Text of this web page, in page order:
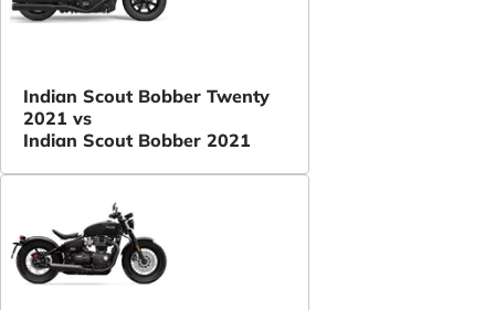
Indian Scout Bobber Twenty
2021 vs
Indian Scout Bobber 2021